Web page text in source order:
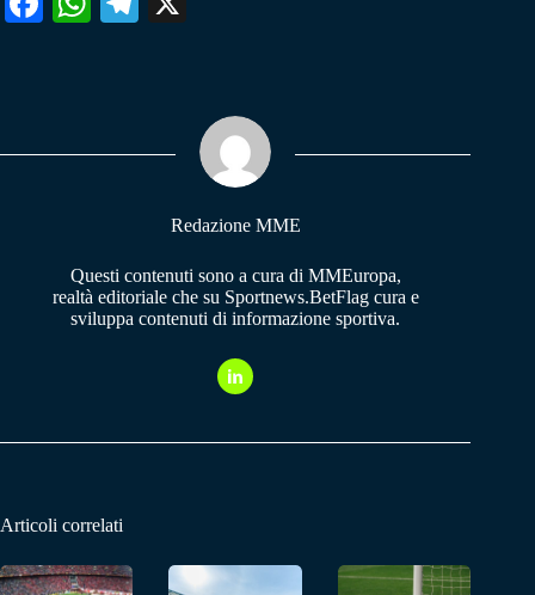
pp m
Redazione MME
Questi contenuti sono a cura di MMEuropa,
realtà editoriale che su Sportnews.BetFlag cura e
sviluppa contenuti di informazione sportiva.
Articoli correlati